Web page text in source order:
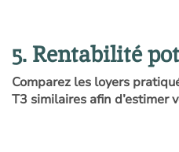
5. Rentabilité
Comparez les loyers
T3 similaires afin d’estimer